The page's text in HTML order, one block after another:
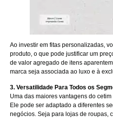
Ao investir em fitas personalizadas,
produto, o que pode justificar um
de valor agregado de itens
marca seja associada ao luxo e à
3. Versatilidade Para Todos os
Uma das maiores vantagens do
Ele pode ser adaptado a diferentes
negócios. Seja para lojas de roupas,